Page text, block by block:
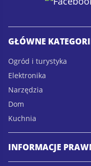
l
GŁÓWNE
Ogród i turystyka
Elektronika
Narzędzia
Dom
Kuchnia
INFORMACJE